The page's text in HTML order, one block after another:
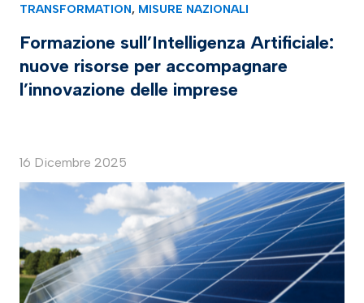
TRANSFORMATION, MISURE NAZIONALI
Formazione sull’Intelligenza Artificiale:
nuove risorse per accompagnare
l’innovazione delle imprese
16 Dicembre 2025